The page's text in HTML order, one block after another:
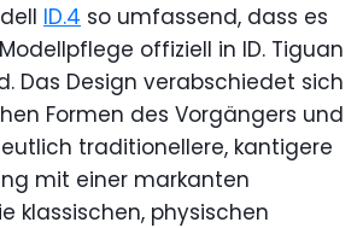
ID.4 so umfassend, dass es
offiziell in ID. Tiguan
Das Design verabschiedet sich
Formen des Vorgängers und
traditionellere, kantigere
mit einer markanten
klassischen, physischen